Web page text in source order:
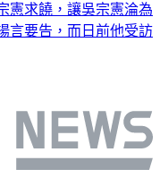
憲求饒，讓吳宗憲淪為
言要告，而日前他受訪